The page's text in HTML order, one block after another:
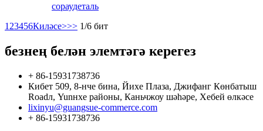
сораудеталь
1 23456Киләсе>>> 1/6 бит
безнең белән элемтәгә керегез
+ 86-15931738736
Кибет 509, 8-нче бина, Йихе Плаза, Джифанг Көнбатыш
Roadл, Yunнхе районы, Каньчжоу шәһәре, Хебей өлкәсе
lixinyu@guangsue-commerce.com
+ 86-15931738736